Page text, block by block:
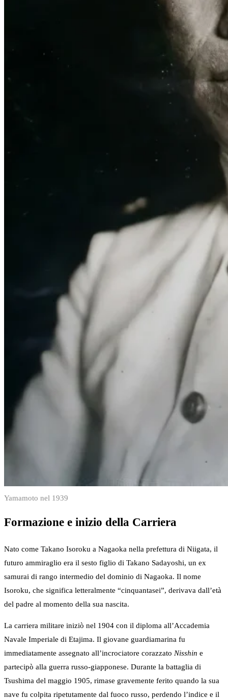
Yamamoto nel 1939
Formazione e inizio della Carriera
Nato come Takano Isoroku a Nagaoka nella prefettura di Niigata, il
futuro ammiraglio era il sesto figlio di Takano Sadayoshi, un ex
samurai di rango intermedio del dominio di Nagaoka. Il nome
Isoroku, che significa letteralmente “cinquantasei”, derivava dall’età
del padre al momento della sua nascita.
La carriera militare iniziò nel 1904 con il diploma all’Accademia
Navale Imperiale di Etajima. Il giovane guardiamarina fu
immediatamente assegnato all’incrociatore corazzato Nisshin e
partecipò alla guerra russo-giapponese. Durante la battaglia di
Tsushima del maggio 1905, rimase gravemente ferito quando la sua
nave fu colpita ripetutamente dal fuoco russo, perdendo l’indice e il